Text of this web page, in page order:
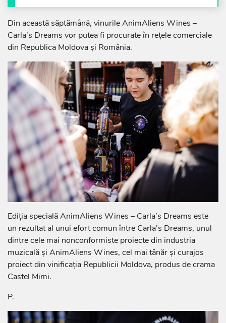
Din această săptămână, vinurile AnimAliens Wines –
Carla’s Dreams vor putea fi procurate în rețele comerciale
din Republica Moldova și România.
Ediția specială AnimAliens Wines – Carla’s Dreams este
un rezultat al unui efort comun între Carla’s Dreams, unul
dintre cele mai nonconformiste proiecte din industria
muzicală și AnimAliens Wines, cel mai tânăr și curajos
proiect din vinificația Republicii Moldova, produs de crama
Castel Mimi.
P.